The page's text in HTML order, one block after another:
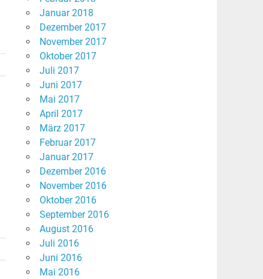
Januar 2018
Dezember 2017
November 2017
Oktober 2017
Juli 2017
Juni 2017
Mai 2017
April 2017
März 2017
Februar 2017
Januar 2017
Dezember 2016
November 2016
Oktober 2016
September 2016
August 2016
Juli 2016
Juni 2016
Mai 2016